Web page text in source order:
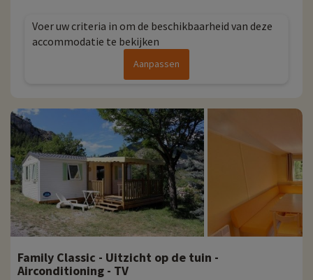
Voer uw criteria in om de beschikbaarheid van deze
accommodatie te bekijken
Aanpassen
Family Classic - Uitzicht op de tuin -
Airconditioning - TV